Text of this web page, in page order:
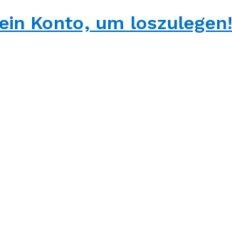
Konto, um loszulegen!